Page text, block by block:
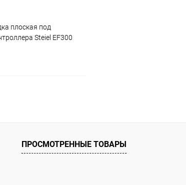
плоская под
Steiel EF300
В наличии
ПРОСМОТРЕННЫЕ ТОВАРЫ